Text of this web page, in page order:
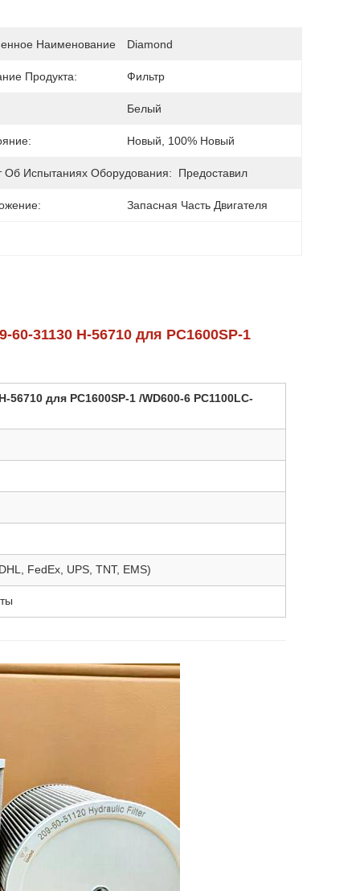
Наименование Diamond
Продукта: Фильтр
Белый
Новый, 100% Новый
Об Испытаниях Оборудования: Предоставил
Запасная Часть Двигателя
60-31130 H-56710 для PC1600SP-1
для PC1600SP-1 /WD600-6 PC1100LC-
FedEx, UPS, TNT, EMS)